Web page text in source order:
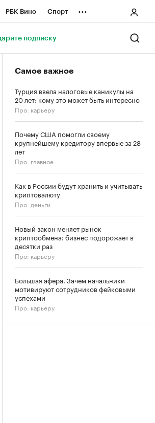
РБК Вино Спорт ...
подписку
Самое важное
Турция ввела налоговые каникулы на
20 лет: кому это может быть интересно
Про: карьеру
Почему США помогли своему
крупнейшему кредитору впервые за 28
лет
Про: главное
Как в России будут хранить и учитывать
криптовалюту
Про: деньги
Новый закон меняет рынок
криптообмена: бизнес подорожает в
десятки раз
Про: карьеру
Большая афера. Зачем начальники
мотивируют сотрудников фейковыми
успехами
Про: карьеру